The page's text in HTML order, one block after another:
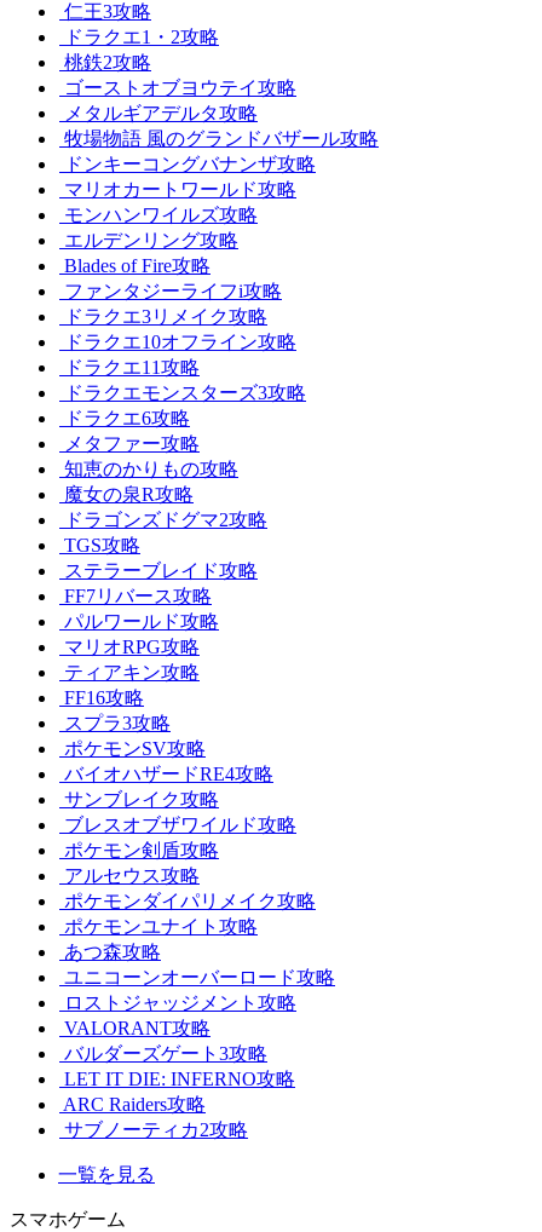
仁王3攻略
ドラクエ1・2攻略
桃鉄2攻略
ゴーストオブヨウテイ攻略
メタルギアデルタ攻略
牧場物語 風のグランドバザール攻略
ドンキーコングバナンザ攻略
マリオカートワールド攻略
モンハンワイルズ攻略
エルデンリング攻略
Blades of Fire攻略
ファンタジーライフi攻略
ドラクエ3リメイク攻略
ドラクエ10オフライン攻略
ドラクエ11攻略
ドラクエモンスターズ3攻略
ドラクエ6攻略
メタファー攻略
知恵のかりもの攻略
魔女の泉R攻略
ドラゴンズドグマ2攻略
TGS攻略
ステラーブレイド攻略
FF7リバース攻略
パルワールド攻略
マリオRPG攻略
ティアキン攻略
FF16攻略
スプラ3攻略
ポケモンSV攻略
バイオハザードRE4攻略
サンブレイク攻略
ブレスオブザワイルド攻略
ポケモン剣盾攻略
アルセウス攻略
ポケモンダイパリメイク攻略
ポケモンユナイト攻略
あつ森攻略
ユニコーンオーバーロード攻略
ロストジャッジメント攻略
VALORANT攻略
バルダーズゲート3攻略
LET IT DIE: INFERNO攻略
ARC Raiders攻略
サブノーティカ2攻略
一覧を見る
スマホゲーム